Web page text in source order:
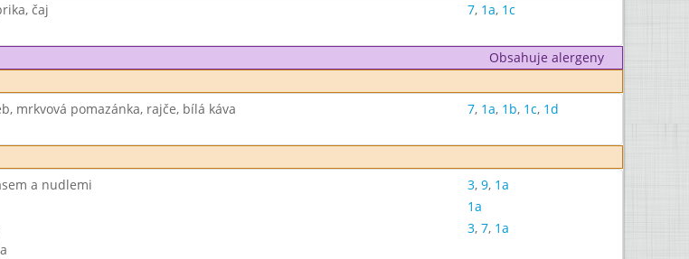
čaj 7, 1a, 1c
Obsahuje alergeny
mrkvová pomazánka, rajče, bílá káva 7, 1a, 1b, 1c, 1d
a nudlemi 3, 9, 1a
1a
3, 7, 1a